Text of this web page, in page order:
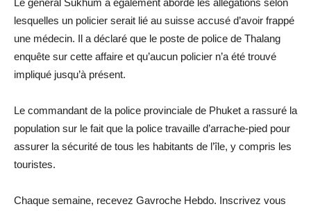
Le général Sukhum a également abordé les allégations selon
lesquelles un policier serait lié au suisse accusé d’avoir frappé
une médecin. Il a déclaré que le poste de police de Thalang
enquête sur cette affaire et qu’aucun policier n’a été trouvé
impliqué jusqu’à présent.
Le commandant de la police provinciale de Phuket a rassuré la
population sur le fait que la police travaille d’arrache-pied pour
assurer la sécurité de tous les habitants de l’île, y compris les
touristes.
Chaque semaine, recevez Gavroche Hebdo. Inscrivez vous